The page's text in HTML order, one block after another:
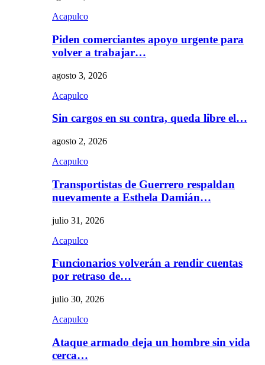
Acapulco
Piden comerciantes apoyo urgente para
volver a trabajar…
agosto 3, 2026
Acapulco
Sin cargos en su contra, queda libre el…
agosto 2, 2026
Acapulco
Transportistas de Guerrero respaldan
nuevamente a Esthela Damián…
julio 31, 2026
Acapulco
Funcionarios volverán a rendir cuentas
por retraso de…
julio 30, 2026
Acapulco
Ataque armado deja un hombre sin vida
cerca…